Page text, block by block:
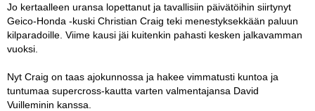
Jo kertaalleen uransa lopettanut ja tavallisiin päivätöihin siirtynyt
Geico-Honda -kuski Christian Craig teki menestyksekkään paluun
kilparadoille. Viime kausi jäi kuitenkin pahasti kesken jalkavamman
vuoksi.
Nyt Craig on taas ajokunnossa ja hakee vimmatusti kuntoa ja
tuntumaa supercross-kautta varten valmentajansa David
Vuilleminin kanssa.